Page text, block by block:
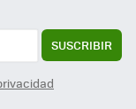
SUSCRIBIR